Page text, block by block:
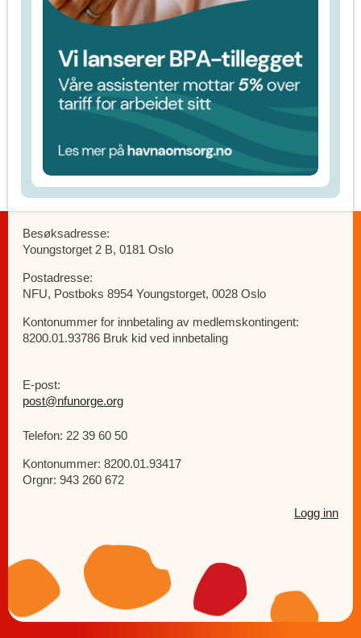
Besøksadresse:
Youngstorget 2 B, 0181 Oslo
Postadresse:
NFU, Postboks 8954 Youngstorget, 0028 Oslo
Kontonummer for innbetaling av medlemskontingent:
8200.01.93786 Bruk kid ved innbetaling
E-post:
post@nfunorge.org
Telefon: 22 39 60 50
Kontonummer: 8200.01.93417
Orgnr: 943 260 672
Logg inn